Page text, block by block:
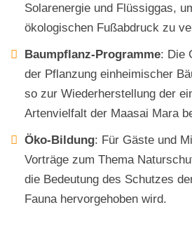
Solarenergie und Flüssiggas,
ökologischen Fußabdruck zu
Baumpflanz-Programme: Die
der Pflanzung einheimischer
so zur Wiederherstellung der
Artenvielfalt der Maasai Mara
Öko-Bildung: Für Gäste und
Vorträge zum Thema
die Bedeutung des Schutzes
Fauna hervorgehoben wird.